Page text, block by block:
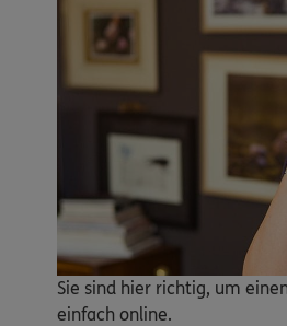
Sie sind hier richtig, um
einfach online.